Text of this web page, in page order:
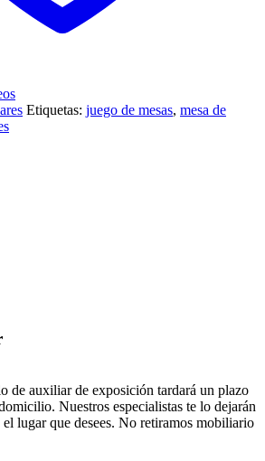
Etiquetas: juego de mesas, mesa de
de auxiliar de exposición tardará un plazo
Nuestros especialistas te lo dejarán
lugar que desees. No retiramos mobiliario